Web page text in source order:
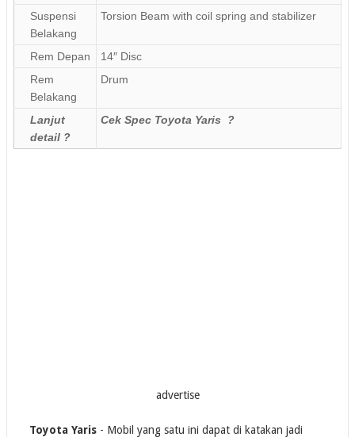
Suspensi
Belakang
Torsion Beam with coil spring and stabilizer
Rem Depan
14″ Disc
Rem
Belakang
Drum
Lanjut
detail ?
Cek Spec Toyota Yaris ?
advertise
Toyota Yaris - Mobil yang satu ini dapat di katakan jadi